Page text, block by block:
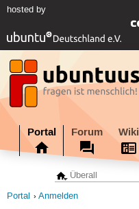
hosted by
Portal Forum Wiki
Portal Anmelden